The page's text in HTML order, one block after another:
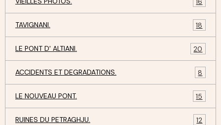
TAVIGNANI. 18
LE PONT D' ALTIANI. 20
ACCIDENTS ET DEGRADATIONS. 8
LE NOUVEAU PONT. 15
RUINES DU PETRAGHJU. 12